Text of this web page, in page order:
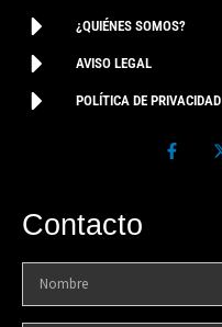
¿QUIÉNES SOMOS?
AVISO LEGAL
POLÍTICA DE PRIVACIDAD
Contacto